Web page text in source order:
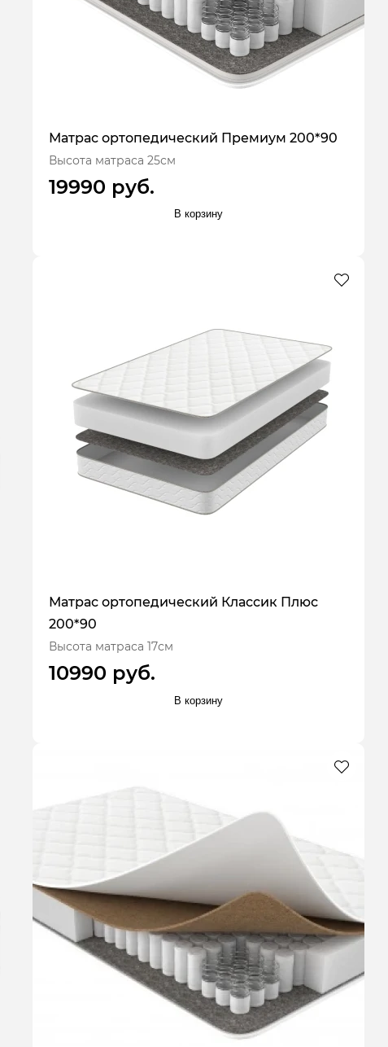
Матрас ортопедический Премиум 200*90
Высота матраса 25см
19990 руб.
В корзину
Матрас ортопедический Классик Плюс
200*90
Высота матраса 17см
10990 руб.
В корзину